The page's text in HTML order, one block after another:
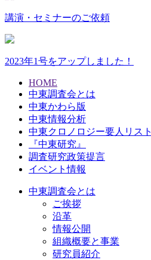
講演・セミナーのご依頼
2023年1号をアップしました！
HOME
中東調査会とは
中東かわら版
中東情報分析
中東クロノロジー要人リスト
『中東研究』
調査研究政策提言
イベント情報
中東調査会とは
ご挨拶
沿革
情報公開
組織概要と事業
研究員紹介